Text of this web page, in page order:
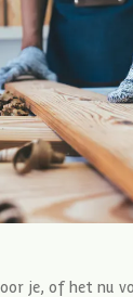
je, of het nu